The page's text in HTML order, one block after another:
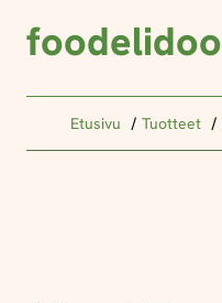
foodelidoo
Etusivu Tuotteet